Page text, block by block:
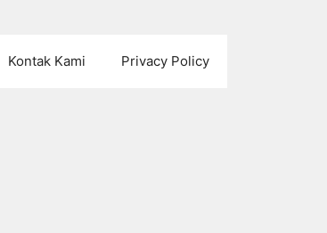
Kontak Kami Privacy Policy